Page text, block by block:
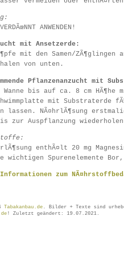
ANWENDEN!
mit Ansetzerde:
mit den Samen/ZÃ¶glingen
von unten.
Pflanzenanzucht mit
Wanne bis auf ca. 8 cm
mit Substraterde
lassen. NÃ¤hrlÃ¶sung
zur Auspflanzung
enthÃ¤lt 20 mg
wichtigen Spurenelemente
zum
Tabakanbau.de. Bilder + Texte sind
! Zuletzt geändert: 19.07.2021.